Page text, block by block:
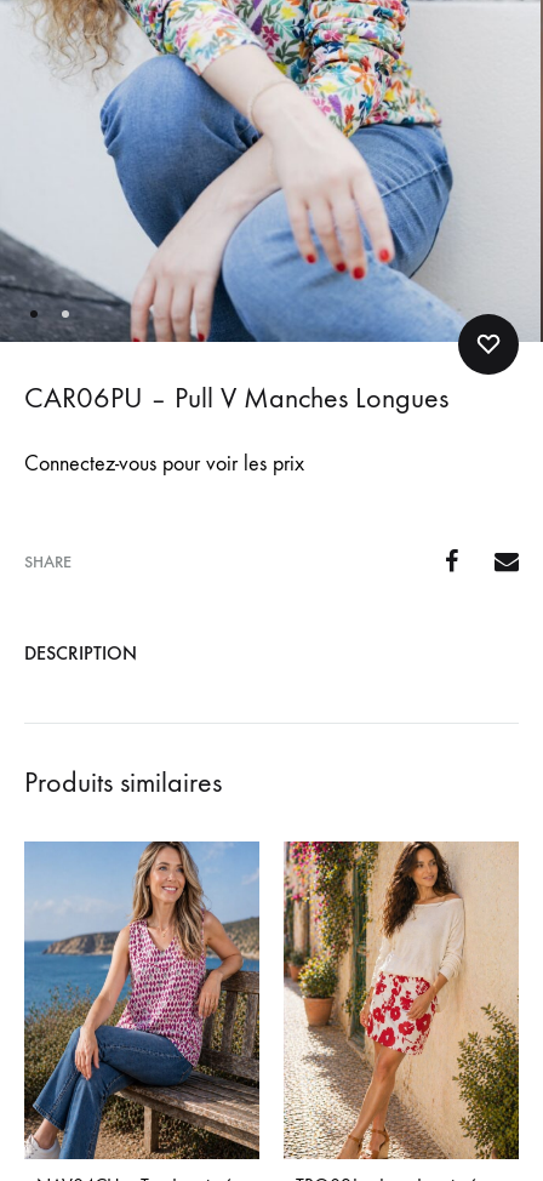
CAR06PU – Pull V Manches Longues
Connectez-vous pour voir les prix
SHARE
DESCRIPTION
Produits similaires